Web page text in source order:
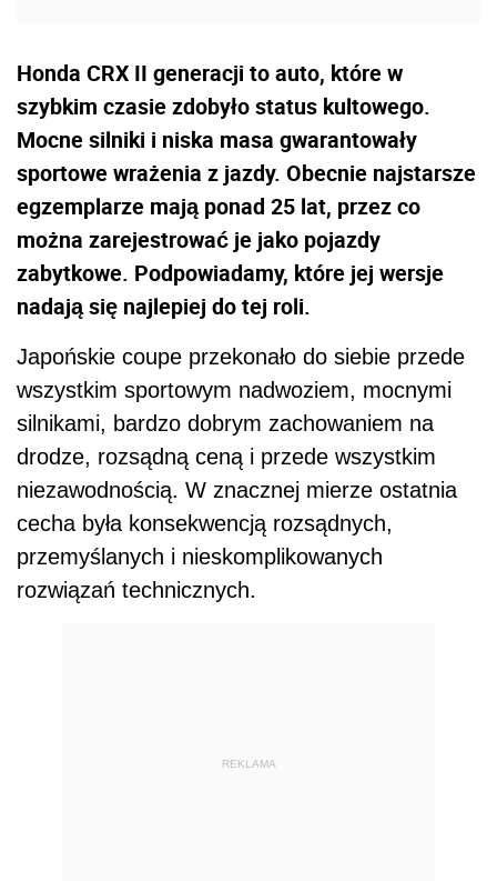
Honda CRX II generacji to auto, które w
szybkim czasie zdobyło status kultowego.
Mocne silniki i niska masa gwarantowały
sportowe wrażenia z jazdy. Obecnie najstarsze
egzemplarze mają ponad 25 lat, przez co
można zarejestrować je jako pojazdy
zabytkowe. Podpowiadamy, które jej wersje
nadają się najlepiej do tej roli.
Japońskie coupe przekonało do siebie przede
wszystkim sportowym nadwoziem, mocnymi
silnikami, bardzo dobrym zachowaniem na
drodze, rozsądną ceną i przede wszystkim
niezawodnością. W znacznej mierze ostatnia
cecha była konsekwencją rozsądnych,
przemyślanych i nieskomplikowanych
rozwiązań technicznych.
REKLAMA